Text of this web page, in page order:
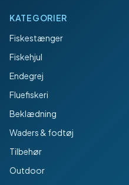
KATEGORIER
Fiskestænger
Fiskehjul
Endegrej
Fluefiskeri
Beklædning
Waders & fodtøj
Tilbehør
Outdoor